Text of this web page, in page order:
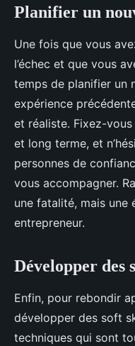
Planifier un
Une fois que vous
l’échec et que vous
temps de planifier un
expérience
et réaliste. Fixez-
et long terme, et
personnes de
vous accompagner.
une fatalité, mais une
entrepreneur.
Développer des
Enfin, pour rebondir
développer des soft
techniques qui sont